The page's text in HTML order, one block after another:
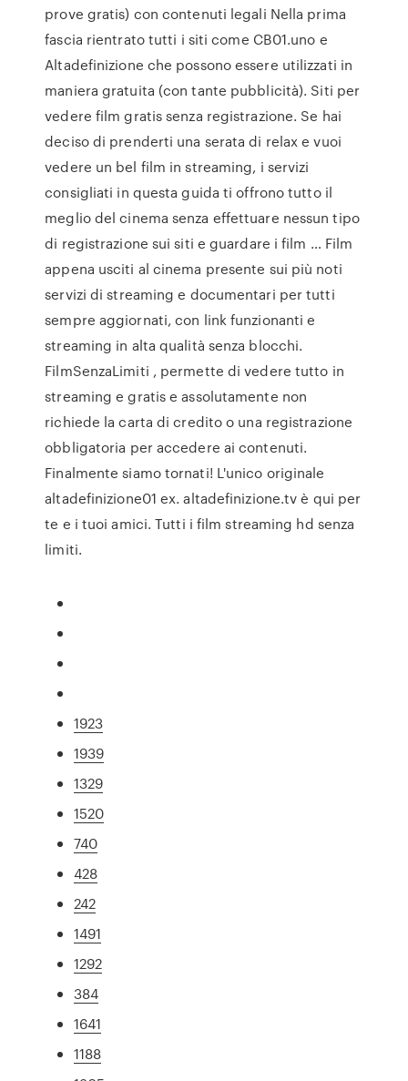
prove gratis) con contenuti legali Nella prima
fascia rientrato tutti i siti come CB01.uno e
Altadefinizione che possono essere utilizzati in
maniera gratuita (con tante pubblicità). Siti per
vedere film gratis senza registrazione. Se hai
deciso di prenderti una serata di relax e vuoi
vedere un bel film in streaming, i servizi
consigliati in questa guida ti offrono tutto il
meglio del cinema senza effettuare nessun tipo
di registrazione sui siti e guardare i film … Film
appena usciti al cinema presente sui più noti
servizi di streaming e documentari per tutti
sempre aggiornati, con link funzionanti e
streaming in alta qualità senza blocchi.
FilmSenzaLimiti , permette di vedere tutto in
streaming e gratis e assolutamente non
richiede la carta di credito o una registrazione
obbligatoria per accedere ai contenuti.
Finalmente siamo tornati! L'unico originale
altadefinizione01 ex. altadefinizione.tv è qui per
te e i tuoi amici. Tutti i film streaming hd senza
limiti.
1923
1939
1329
1520
740
428
242
1491
1292
384
1641
1188